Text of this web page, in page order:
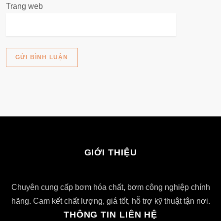
Trang web
GIỚI THIỆU
Chuyên cung cấp bơm hóa chất, bơm công nghiệp chính
hãng. Cam kết chất lượng, giá tốt, hỗ trợ kỹ thuật tận nơi.
THÔNG TIN LIÊN HỆ